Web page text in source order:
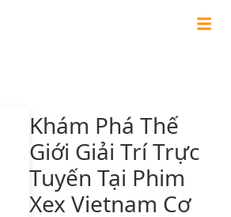
Khám Phá Thế
Giới Giải Trí Trực
Tuyến Tại Phim
Xex Vietnam Cơ